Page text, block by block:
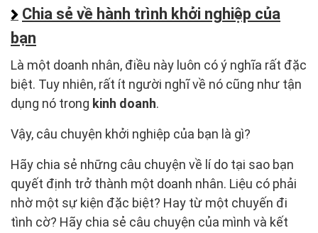
Chia sẻ về hành trình khởi nghiệp của
bạn
Là một doanh nhân, điều này luôn có ý nghĩa rất đặc
biệt. Tuy nhiên, rất ít người nghĩ về nó cũng như tận
dụng nó trong kinh doanh.
Vậy, câu chuyện khởi nghiệp của bạn là gì?
Hãy chia sẻ những câu chuyện về lí do tại sao bạn
quyết định trở thành một doanh nhân. Liệu có phải
nhờ một sự kiện đặc biệt? Hay từ một chuyến đi
tình cờ? Hãy chia sẻ câu chuyện của mình và kết